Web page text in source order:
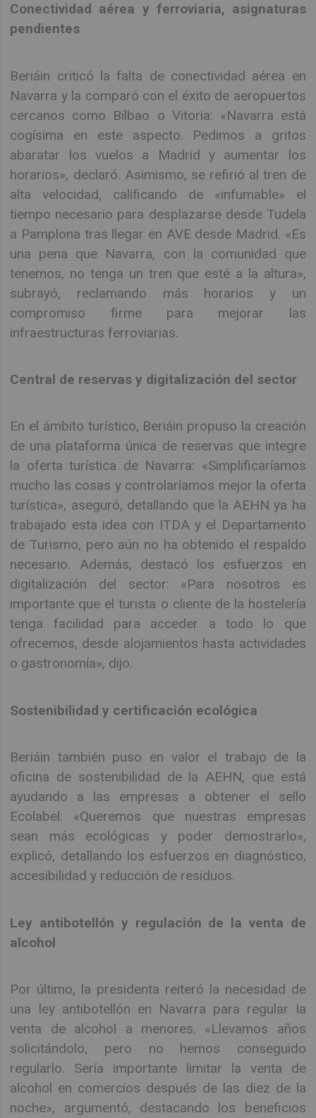
Conectividad aérea y ferroviaria, asignaturas
pendientes
Beriáin criticó la falta de conectividad aérea en
Navarra y la comparó con el éxito de aeropuertos
cercanos como Bilbao o Vitoria: «Navarra está
cogísima en este aspecto. Pedimos a gritos
abaratar los vuelos a Madrid y aumentar los
horarios», declaró. Asimismo, se refirió al tren de
alta velocidad, calificando de «infumable» el
tiempo necesario para desplazarse desde Tudela
a Pamplona tras llegar en AVE desde Madrid. «Es
una pena que Navarra, con la comunidad que
tenemos, no tenga un tren que esté a la altura»,
subrayó, reclamando más horarios y un
compromiso firme para mejorar las
infraestructuras ferroviarias.
Central de reservas y digitalización del sector
En el ámbito turístico, Beriáin propuso la creación
de una plataforma única de reservas que integre
la oferta turística de Navarra: «Simplificaríamos
mucho las cosas y controlaríamos mejor la oferta
turística», aseguró, detallando que la AEHN ya ha
trabajado esta idea con ITDA y el Departamento
de Turismo, pero aún no ha obtenido el respaldo
necesario. Además, destacó los esfuerzos en
digitalización del sector: «Para nosotros es
importante que el turista o cliente de la hostelería
tenga facilidad para acceder a todo lo que
ofrecemos, desde alojamientos hasta actividades
o gastronomía», dijo.
Sostenibilidad y certificación ecológica
Beriáin también puso en valor el trabajo de la
oficina de sostenibilidad de la AEHN, que está
ayudando a las empresas a obtener el sello
Ecolabel: «Queremos que nuestras empresas
sean más ecológicas y poder demostrarlo»,
explicó, detallando los esfuerzos en diagnóstico,
accesibilidad y reducción de residuos.
Ley antibotellón y regulación de la venta de
alcohol
Por último, la presidenta reiteró la necesidad de
una ley antibotellón en Navarra para regular la
venta de alcohol a menores. «Llevamos años
solicitándolo, pero no hemos conseguido
regularlo. Sería importante limitar la venta de
alcohol en comercios después de las diez de la
noche», argumentó, destacando los beneficios